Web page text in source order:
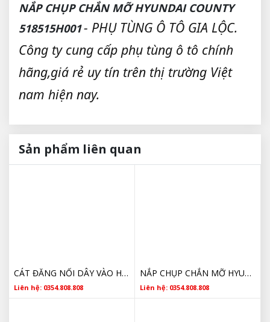
NẮP CHỤP CHẮN MỠ HYUNDAI COUNTY
518515H001- PHỤ TÙNG Ô TÔ GIA LỘC.
Công ty cung cấp phụ tùng ô tô chính
hãng,giá rẻ uy tín trên thị trường Việt
nam hiện nay.
Sản phẩm liên quan
CÁT ĐĂNG NỐI DÂY VÀO HỘP SỐ HYUNDAI 3,5 TẤN CHÍNH HÃNG
Liên hệ: 0354.808.808
NẮP CHỤP CHẮN MỠ HYUNDAI MIGHTY HD65 HD72 HD78 518515H001 CHÍNH HÃNG
Liên hệ: 0354.808.808